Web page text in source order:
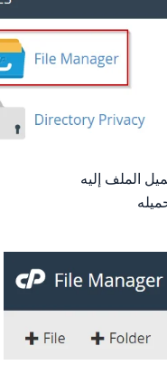
الملف إليه